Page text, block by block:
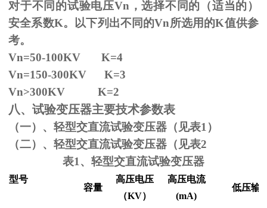
对于不同的试验电压Vn ，选择不同的（适当的）
安全系数K。以下列出不同的Vn所选用的K值供参
考。
Vn=50-100KV K=4
Vn=150-300KV K=3
Vn>300KV K=2
八、试验变压器主要技术参数表
（一）、轻型交直流试验变压器（见表1）
（二）、轻型交直流试验变压器（见表2
表1、轻型交直流试验变压器
型号
容量
高压电压
（KV）
高压电流
(mA)
低压输